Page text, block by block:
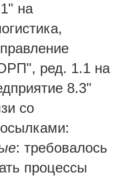
на
ред. 1.1 на
8.3"
со
: требовалось
процессы